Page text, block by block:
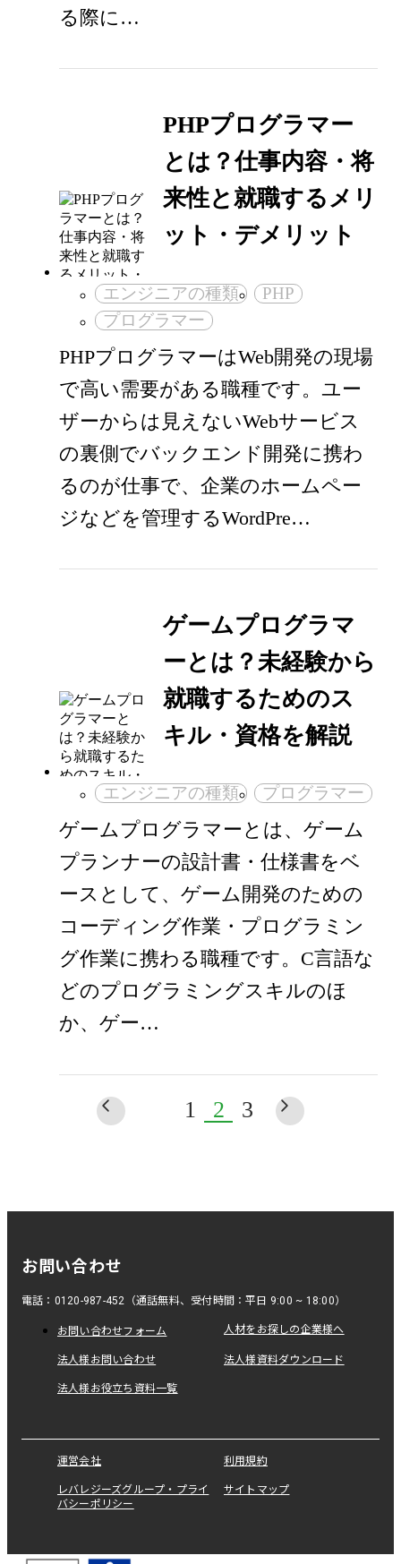
る際に…
PHPプログラマー
とは？仕事内容・将
来性と就職するメリ
ット・デメリット
エンジニアの種類
PHP
プログラマー
PHPプログラマーはWeb開発の現場
で高い需要がある職種です。ユー
ザーからは見えないWebサービス
の裏側でバックエンド開発に携わ
るのが仕事で、企業のホームペー
ジなどを管理するWordPre…
ゲームプログラマ
ーとは？未経験から
就職するためのス
キル・資格を解説
エンジニアの種類 プログラマー
ゲームプログラマーとは、ゲーム
プランナーの設計書・仕様書をベ
ースとして、ゲーム開発のための
コーディング作業・プログラミン
グ作業に携わる職種です。C言語な
どのプログラミングスキルのほ
か、ゲー…
1 2 3
お問い合わせ
電話：0120-987-452（通話無料、受付時間：平日 9:00 ~ 18:00）
お問い合わせフォーム 人材をお探しの企業様へ
法人様お問い合わせ 法人様資料ダウンロード
法人様お役立ち資料一覧
運営会社 利用規約
レバレジーズグループ・プライ
バシーポリシー
サイトマップ